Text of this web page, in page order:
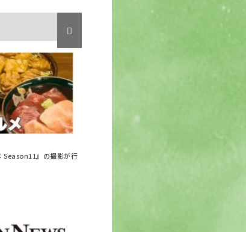
Season11』の撮影が行